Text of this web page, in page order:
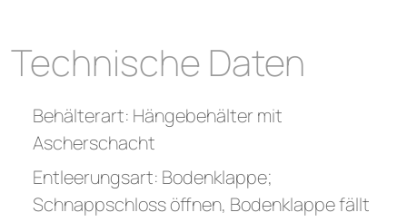
Technische Daten
Behälterart: Hängebehälter mit
Ascherschacht
Entleerungsart: Bodenklappe;
Schnappschloss öffnen, Bodenklappe fällt